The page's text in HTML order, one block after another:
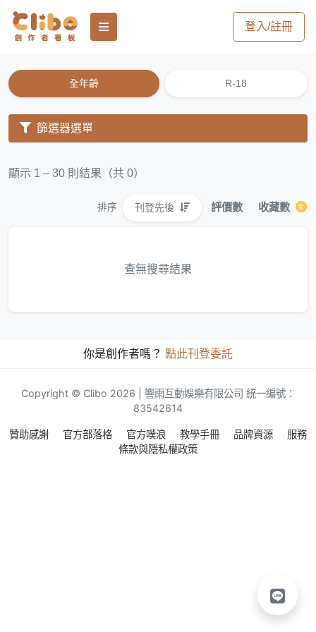
登入/註冊
全年齡 R-18
篩選器選單
顯示 1 – 30 則結果（共 0）
排序 刊登先後 評價數 收藏數
查無搜尋結果
你是創作者嗎？ 點此刊登委託
Copyright © Clibo 2026 | 響雨互動娛樂有限公司 統一編號：
83542614
贊助感謝 官方部落格 官方噗浪 教學手冊 品牌資源
服務
條款與隱私權政策